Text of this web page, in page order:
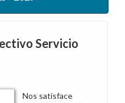
Servicio
Nos satisface